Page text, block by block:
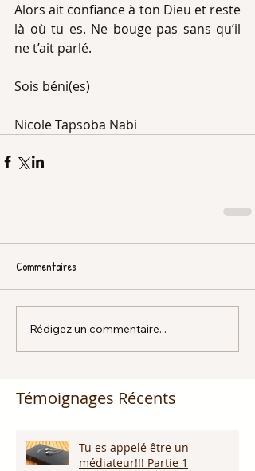
Alors ait confiance à ton Dieu et reste
là où tu es. Ne bouge pas sans qu’il
ne t’ait parlé.
Sois béni(es)
Nicole Tapsoba Nabi
Commentaires
Rédigez un commentaire...
Témoignages Récents
Tu es appelé être un
médiateur!!! Partie 1